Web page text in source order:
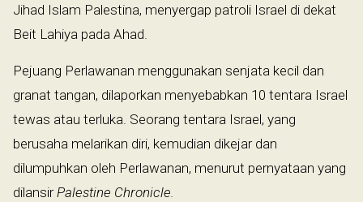
Jihad Islam Palestina, menyergap patroli Israel di dekat
Beit Lahiya pada Ahad.
Pejuang Perlawanan menggunakan senjata kecil dan
granat tangan, dilaporkan menyebabkan 10 tentara Israel
tewas atau terluka. Seorang tentara Israel, yang
berusaha melarikan diri, kemudian dikejar dan
dilumpuhkan oleh Perlawanan, menurut pernyataan yang
dilansirPalestine Chronicle.